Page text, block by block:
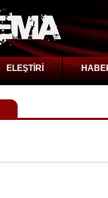
ELEŞTİRİ